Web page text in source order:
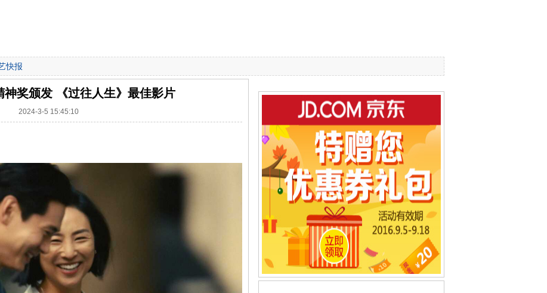
快报
神奖颁发 《过往人生》最佳影片
2024-3-5 15:45:10